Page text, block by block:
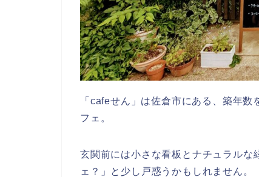
「cafeせん」は佐倉市にある、築年
フェ。
玄関前には小さな看板とナチュラルな
ェ？」と少し戸惑うかもしれません。